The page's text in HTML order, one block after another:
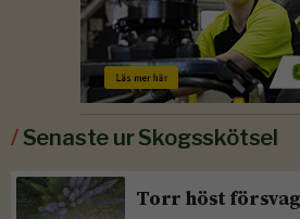
/Senaste ur Skogsskötsel
Torr höst